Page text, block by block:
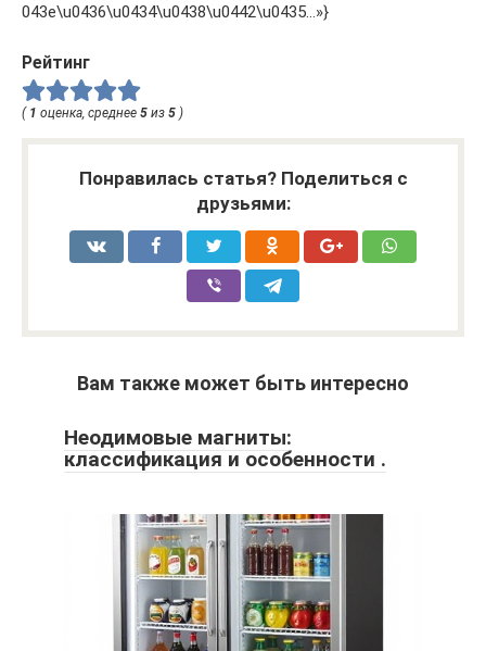
043e\u0436\u0434\u0438\u0442\u0435…»}
Рейтинг
( 1 оценка, среднее 5 из 5 )
Понравилась статья? Поделиться с
друзьями:
Вам также может быть интересно
Неодимовые магниты:
классификация и особенности .